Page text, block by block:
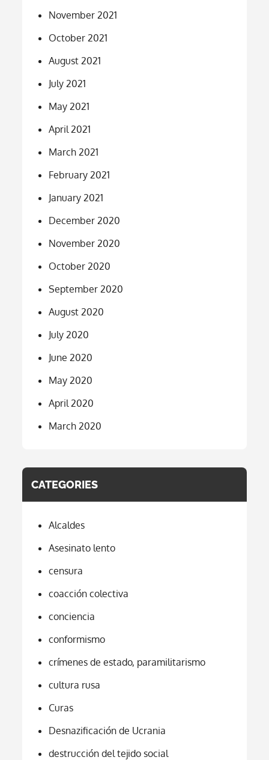
November 2021
October 2021
August 2021
July 2021
May 2021
April 2021
March 2021
February 2021
January 2021
December 2020
November 2020
October 2020
September 2020
August 2020
July 2020
June 2020
May 2020
April 2020
March 2020
CATEGORIES
Alcaldes
Asesinato lento
censura
coacción colectiva
conciencia
conformismo
crímenes de estado, paramilitarismo
cultura rusa
Curas
Desnazificación de Ucrania
destrucción del tejido social